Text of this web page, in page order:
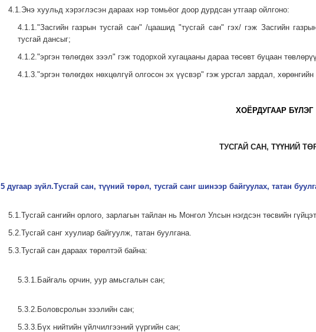
4.1.Энэ хуульд хэрэглэсэн дараах нэр томьёог доор дурдсан утгаар ойлгоно:
4.1.1."Засгийн газрын тусгай сан" /цаашид "тусгай сан" гэх/ гэж Засгийн
тусгай дансыг;
4.1.2."эргэн төлөгдөх зээл" гэж тодорхой хугацааны дараа төсөвт буцаан
4.1.3."эргэн төлөгдөх нөхцөлгүй олгосон эх үүсвэр" гэж урсгал зардал,
ХОЁРДУГААР БҮЛЭГ
ТУСГАЙ САН, ТҮҮНИЙ
5 дугаар зүйл.Тусгай сан, түүний төрөл, тусгай санг шинээр байгуулах, татан
5.1.Тусгай сангийн орлого, зарлагын тайлан нь Монгол Улсын нэгдсэн төсвийн
5.2.Тусгай санг хуулиар байгуулж, татан буулгана.
5.3.Тусгай сан дараах төрөлтэй байна:
5.3.1.Байгаль орчин, уур амьсгалын сан;
5.3.2.Боловсролын зээлийн сан;
5.3.3.Бүх нийтийн үйлчилгээний үүргийн сан;